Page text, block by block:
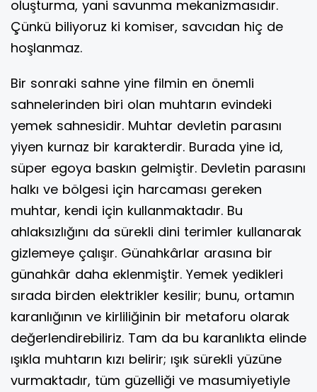
oluşturma, yani savunma mekanizmasıdır.
Çünkü biliyoruz ki komiser, savcıdan hiç de
hoşlanmaz.
Bir sonraki sahne yine filmin en önemli
sahnelerinden biri olan muhtarın evindeki
yemek sahnesidir. Muhtar devletin parasını
yiyen kurnaz bir karakterdir. Burada yine id,
süper egoya baskın gelmiştir. Devletin parasını
halkı ve bölgesi için harcaması gereken
muhtar, kendi için kullanmaktadır. Bu
ahlaksızlığını da sürekli dini terimler kullanarak
gizlemeye çalışır. Günahkârlar arasına bir
günahkâr daha eklenmiştir. Yemek yedikleri
sırada birden elektrikler kesilir; bunu, ortamın
karanlığının ve kirliliğinin bir metaforu olarak
değerlendirebiliriz. Tam da bu karanlıkta elinde
ışıkla muhtarın kızı belirir; ışık sürekli yüzüne
vurmaktadır, tüm güzelliği ve masumiyetiyle